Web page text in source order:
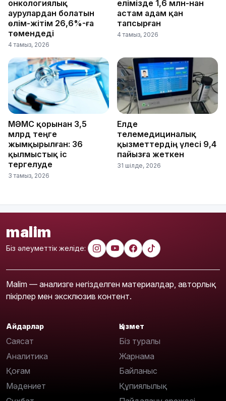
онкологиялық
аурулардан болатын
өлім-жітім 26,6%-ға
төмендеді
4 тамыз, 2026
елімізде 1,6 млн-нан
астам адам қан
тапсырған
4 тамыз, 2026
МӘМС қорынан 3,5
млрд теңге
жымқырылған: 36
қылмыстық іс
тергелуде
3 тамыз, 2026
Елде
телемедициналық
қызметтердің үлесі 9,4
пайызға жеткен
31 шілде, 2026
malim
Біз әлеуметтік желіде:
Malim — анализге негізделген материалдар, авторлық
пікірлер мен эксклюзив контент.
Айдарлар
Саясат
Аналитика
Қоғам
Мәдениет
Қызмет
Біз туралы
Жарнама
Байланыс
Құпиялылық